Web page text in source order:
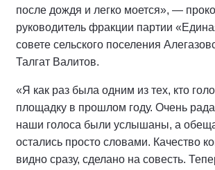
после дождя и легко моется», —
руководитель фракции партии
совете сельского поселения
Талгат Валитов.
«Я как раз была одним из тех, кто
площадку в прошлом году. Очень рада
наши голоса были услышаны, а
остались просто словами. Качество
видно сразу, сделано на совесть.